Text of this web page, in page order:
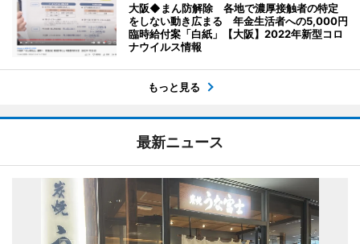
大阪◆まん防解除 各地で濃厚接触者の特定
をしない動き広まる 年金生活者への5,000円
臨時給付案「白紙」【大阪】2022年新型コロ
ナウイルス情報
もっと見る
最新ニュース